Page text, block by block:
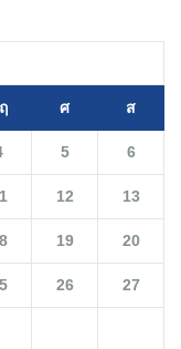
ศ ส
5 6
12 13
19 20
26 27